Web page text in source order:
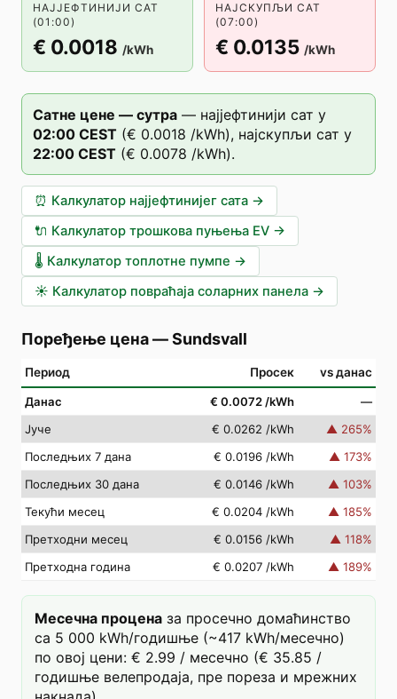
НАЈЈЕФТИНИЈИ САТ
(01:00)
€ 0.0018 /kWh
НАЈСКУПЉИ САТ
(07:00)
€ 0.0135 /kWh
Сатне цене — сутра — најјефтинији сат у
02:00 CEST (€ 0.0018 /kWh), најскупљи сат у
22:00 CEST (€ 0.0078 /kWh).
⏰ Калкулатор најјефтинијег сата →
🔌 Калкулатор трошкова пуњења EV →
🌡️ Калкулатор топлотне пумпе →
☀️ Калкулатор повраћаја соларних панела →
Поређење цена—Sundsvall
Период Просек vs данас
Данас € 0.0072 /kWh
—
Јуче
€ 0.0262 /kWh ▲ 265%
Последњих 7 дана
€ 0.0196 /kWh ▲ 173%
Последњих 30 дана
€ 0.0146 /kWh ▲ 103%
Текући месец
€ 0.0204 /kWh ▲ 185%
Претходни месец
€ 0.0156 /kWh ▲ 118%
Претходна година
€ 0.0207 /kWh ▲ 189%
Месечна процена за просечно домаћинство
са 5 000 kWh/годишње (~417 kWh/месечно)
по овој цени: € 2.99 / месечно (€ 35.85 /
годишње велепродаја, пре пореза и мрежних